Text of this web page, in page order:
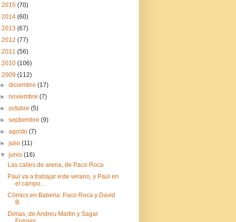
2015 (70)
2014 (60)
2013 (67)
2012 (77)
2011 (56)
2010 (106)
2009 (112)
►diciembre(17)
►noviembre(7)
►octubre(5)
►septiembre(9)
►agosto(7)
►julio(11)
▼junio(16)
Las calles de arena, de Paco Roca
Paul va a trabajar este verano, y Paul en
el campo...
Cómics en Babelia: Paco Roca y David
B.
Dimas, de Andreu Martin y Sagar